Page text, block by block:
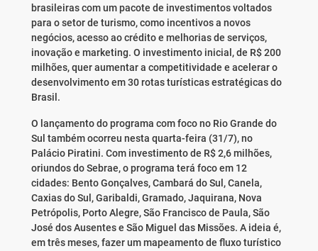
brasileiras com um pacote de investimentos voltados
para o setor de turismo, como incentivos a novos
negócios, acesso ao crédito e melhorias de serviços,
inovação e marketing. O investimento inicial, de R$ 200
milhões, quer aumentar a competitividade e acelerar o
desenvolvimento em 30 rotas turísticas estratégicas do
Brasil.
O lançamento do programa com foco no Rio Grande do
Sul também ocorreu nesta quarta-feira (31/7), no
Palácio Piratini. Com investimento de R$ 2,6 milhões,
oriundos do Sebrae, o programa terá foco em 12
cidades: Bento Gonçalves, Cambará do Sul, Canela,
Caxias do Sul, Garibaldi, Gramado, Jaquirana, Nova
Petrópolis, Porto Alegre, São Francisco de Paula, São
José dos Ausentes e São Miguel das Missões. A ideia é,
em três meses, fazer um mapeamento de fluxo turístico